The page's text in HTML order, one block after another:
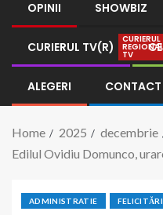
OPINII SHOWBIZ
CURIERUL TV(R)
CURIERUL
REGIONAL
TV
ALEGERI CONTACT
Home 2025 decembrie
Edilul Ovidiu Domunco,
ADMINISTRATIE FELICITĂRI